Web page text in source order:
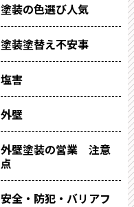
塗装の色選び人気
塗装塗替え不安事
塩害
外壁
外壁塗装の営業 注意
点
安全・防犯・バリアフ